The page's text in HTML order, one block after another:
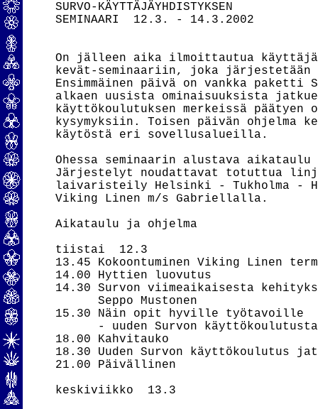
SURVO-KÄYTTÄJÄYHDISTYKSEN
SEMINAARI  12.3. - 14.3.2002
On jälleen aika ilmoittautua
kevät-seminaariin, joka järjestetään
Ensimmäinen päivä on vankka
alkaen uusista ominaisuuksista
käyttökoulutuksen merkeissä
kysymyksiin. Toisen päivän ohjelma
käytöstä eri sovellusalueilla.
Ohessa seminaarin alustava
Järjestelyt noudattavat totuttua
laivaristeily Helsinki - Tukholma -
Viking Linen m/s Gabriellalla.
Aikataulu ja ohjelma
tiistai  12.3
13.45 Kokoontuminen Viking Linen
14.00 Hyttien luovutus
14.30 Survon viimeaikaisesta
      Seppo Mustonen
15.30 Näin opit hyville työtavoille
      - uuden Survon käyttökoulutusta
18.00 Kahvitauko
18.30 Uuden Survon käyttökoulutus
21.00 Päivällinen
keskiviikko  13.3